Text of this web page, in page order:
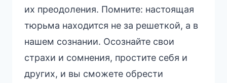
их преодоления. Помните: настоящая
тюрьма находится не за решеткой, а в
нашем сознании. Осознайте свои
страхи и сомнения, простите себя и
других, и вы сможете обрести